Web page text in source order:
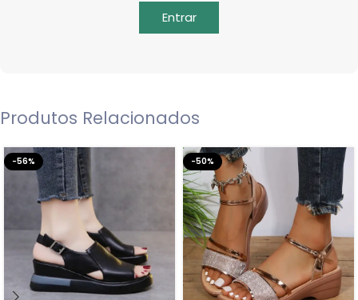
Entrar
Produtos Relacionados
-56% -50%